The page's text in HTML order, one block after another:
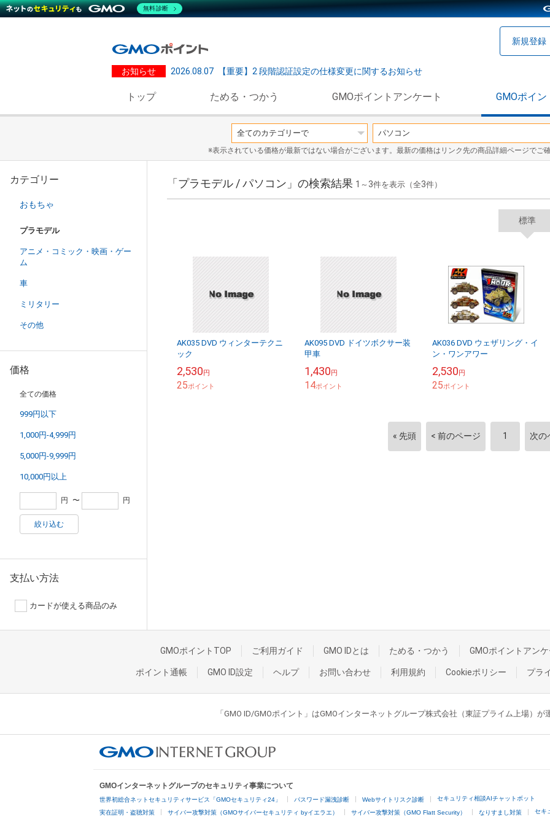
新規登録
お知らせ 2026.08.07 【重要】2 段階認証設定の仕様変更に関するお知らせ
トップ ためる・つかう GMOポイントアンケート GMOポイ
※表示されている価格が最新ではない場合がございます。最新の価格はリンク先の商品詳細ページでご
カテゴリー
おもちゃ
プラモデル
アニメ・コミック・映画・ゲー
ム
車
ミリタリー
その他
価格
全ての価格
999円以下
1,000円-4,999円
5,000円-9,999円
10,000円以上
円 〜 円
絞り込む
支払い方法
カードが使える商品のみ
「プラモデル / パソコン」の検索結果 1 ～ 3件を表示（全3件）
標準
AK035 DVD ウィンターテクニ
ック
2,530円
25ポイント
AK095 DVD ドイツボクサー装
甲車
1,430円
14ポイント
AK036 DVD ウェザリング・イ
ン・ワンアワー
2,530円
25ポイント
« 先頭 < 前のページ 1 次の
GMOポイントTOP ご利用ガイド GMO IDとは ためる・つかう GMOポイントアンケ
ポイント通帳 GMO ID設定 ヘルプ お問い合わせ 利用規約 Cookieポリシー プラ
「GMO ID/GMOポイント」はGMOインターネットグループ株式会社（東証プライム上場）が
GMOインターネットグループのセキュリティ事業について
世界初総合ネットセキュリティサービス「GMOセキュリティ24」 パスワード漏洩診断 Webサイトリスク診断 セキュリティ相談AIチャットボット
実在証明・盗聴対策 サイバー攻撃対策（GMOサイバーセキュリティ byイエラエ） サイバー攻撃対策（GMO Flatt Security） なりすまし対策 セキ
無料診断